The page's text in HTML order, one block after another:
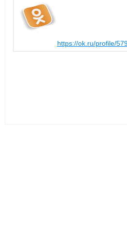
https://ok.ru/profile/